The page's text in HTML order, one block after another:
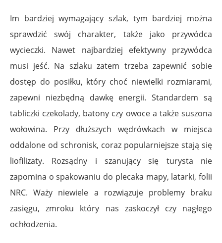
Im bardziej wymagający szlak, tym bardziej można
sprawdzić swój charakter, także jako przywódca
wycieczki. Nawet najbardziej efektywny przywódca
musi jeść. Na szlaku zatem trzeba zapewnić sobie
dostęp do posiłku, który choć niewielki rozmiarami,
zapewni niezbędną dawkę energii. Standardem są
tabliczki czekolady, batony czy owoce a także suszona
wołowina. Przy dłuższych wędrówkach w miejsca
oddalone od schronisk, coraz popularniejsze stają się
liofilizaty. Rozsądny i szanujący się turysta nie
zapomina o spakowaniu do plecaka mapy, latarki, folii
NRC. Waży niewiele a rozwiązuje problemy braku
zasięgu, zmroku który nas zaskoczył czy nagłego
ochłodzenia.